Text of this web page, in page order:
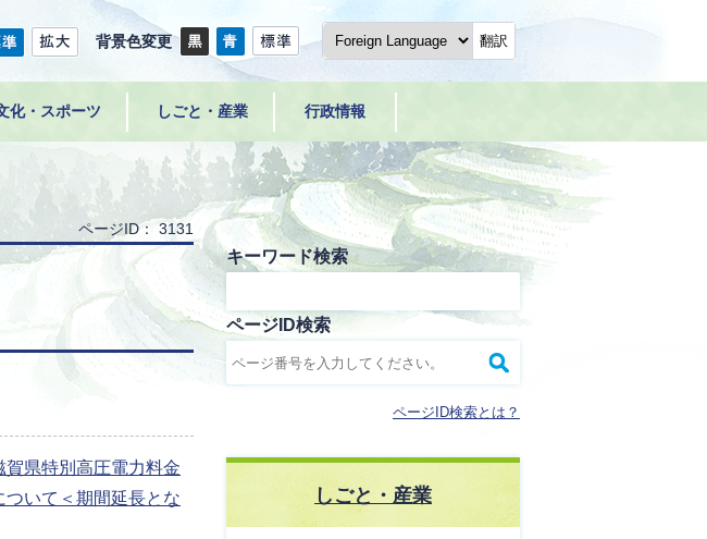
背景色変更 翻訳
化・スポーツ しごと・産業 行政情報
ページID： 3131
賀県特別高圧電力料金
ついて＜期間延長とな
キーワード検索
ページID検索
ページID検索とは？
しごと・産業